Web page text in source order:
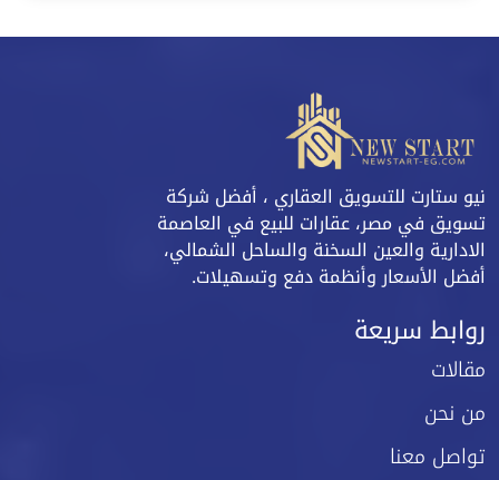
نيو ستارت للتسويق العقاري ، أفضل شركة
تسويق في مصر، عقارات للبيع في العاصمة
الادارية والعين السخنة والساحل الشمالي،
أفضل الأسعار وأنظمة دفع وتسهيلات.
روابط سريعة
مقالات
من نحن
تواصل معنا